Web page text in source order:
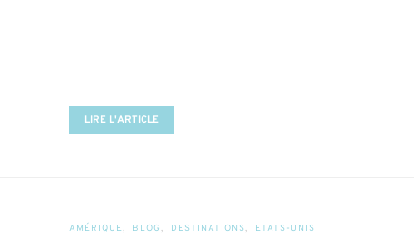
LIRE L'ARTICLE
AMÉRIQUE BLOG DESTINATIONS ETATS-UNIS